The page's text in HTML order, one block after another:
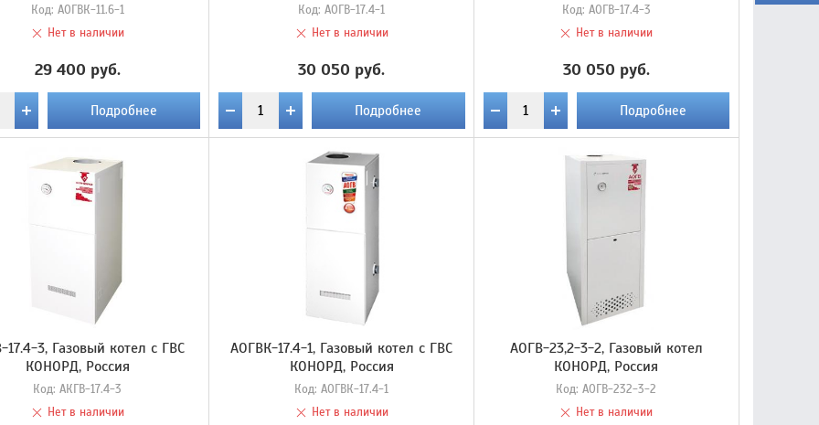
Код: АОГВК-11.6-1
Нет в наличии
29 400 руб.
Подробнее
Код:АОГВ-17.4-1
Нет в наличии
30 050 руб.
Подробнее
Код: АОГВ-17.4-3
Нет в наличии
30 050 руб.
Подробнее
17.4-3, Газовый котел с ГВС
КОНОРД, Россия
Код:АКГВ-17.4-3
Нет в наличии
АОГВК-17.4-1, Газовый котел с ГВС
КОНОРД, Россия
Код:АОГВК-17.4-1
Нет в наличии
АОГВ-23,2-3-2, Газовый котел
КОНОРД, Россия
Код:АОГВ-232-3-2
Нет в наличии